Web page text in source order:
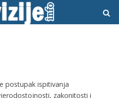
postupak ispitivanja
zakonitosti i